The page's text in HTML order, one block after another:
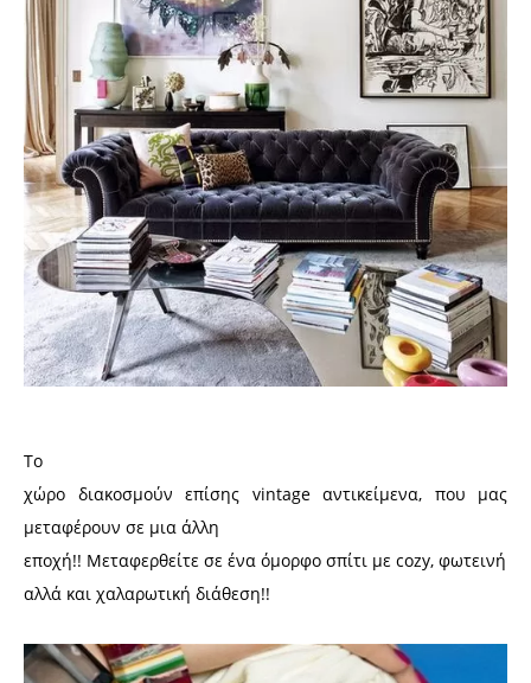
Το
χώρο διακοσμούν επίσης vintage αντικείμενα, που μας
μεταφέρουν σε μια άλλη
εποχή!! Μεταφερθείτε σε ένα όμορφο σπίτι με cozy, φωτεινή
αλλά και χαλαρωτική διάθεση!!